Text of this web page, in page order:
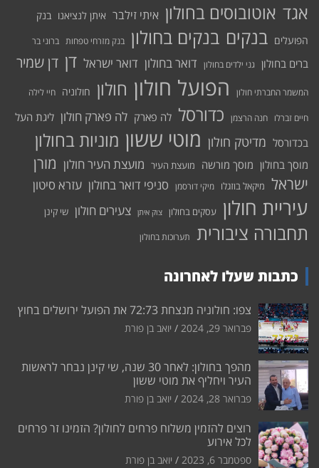
אגד אוטובוסים בחולון איתי זילבר איתן לנציאנו בנק
הפועלים בנקים בנקים בחולון בנק מזרחי טפחות ברוני בר
ברים בחולון גני ילדים בחולון דואר בחולון דואר ישראל דן דן שמיר
המשמר החברתי חולון הפועל חולון חולון חולוניה חיי לילה
חיים זברלו חנה הרצמן כדורסל לה פארק לה פארק חולון ליגת העל
בכדורסל מדיטק חולון מוטי ששון מוניות בחולון
מוסך בחולון מוסך מורשה מועצת העיר מועצת העיר חולון מורן
ישראל מיקאל בוזגלו מיקי דורסמן סניפי דואר בחולון עזרא סיטון
עיריית חולון עסקים בחולון צוק איתן צעירים חולון שי קינן
תחבורה ציבורית תערוכות בחולון
כתבות שעלו לאחרונה
צפו: חולוניה מנצחת 72:73 את הפועל ירושלים בחוץ
פברואר 29, 2024 יואב בן פורת
מהפך בחולון: לאחר 30 שנה, שי קינן נבחר לראשות
העיר ויחליף את מוטי ששון
פברואר 28, 2024 יואב בן פורת
רוצים להזמין משלוח פרחים לחולון? הזמינו זר פרחים
לכל אירוע
ספטמבר 6, 2023 יואב בן פורת